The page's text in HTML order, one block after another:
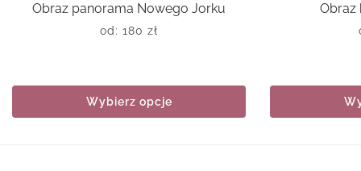
Obraz panorama Nowego Jorku
od: 180 zł
Wybierz opcje
Obraz